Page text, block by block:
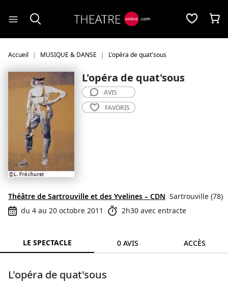
Accueil MUSIQUE & DANSE L'opéra de quat'sous
L'opéra de quat'sous
Théâtre de Sartrouville et des Yvelines – CDN Sartrouville (78)
du 4 au 20 octobre 2011
2h30 avec entracte
AVIS
FAVORIS
LE SPECTACLE 0 AVIS ACCÈS
L'opéra de quat'sous